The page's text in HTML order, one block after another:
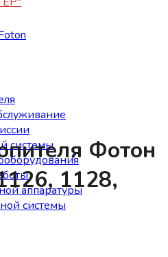
системы
аппаратуры
системы
Фотон
1128,